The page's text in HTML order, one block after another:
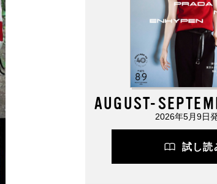
AUGUST-
2026年5月9日
試し読